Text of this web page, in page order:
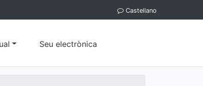
Castellano
Seu electrònica